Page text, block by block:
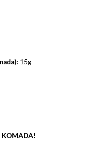
15g
KOMADA!